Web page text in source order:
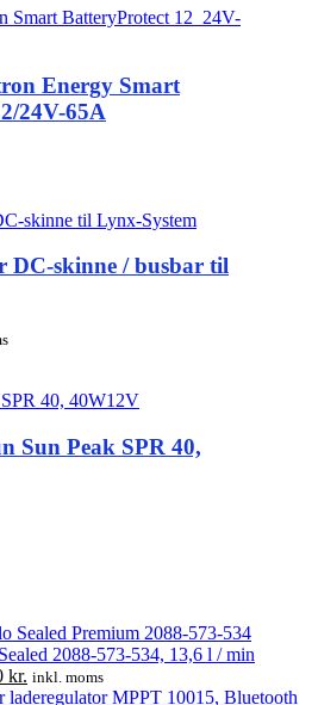
6.714,00 kr.
Energy Smart
24V-65A
DC-skinne / busbar til
Sun Peak SPR 40,
2088-573-534, 13,6 l / min
kr. Den
aktuelle
inkl. moms